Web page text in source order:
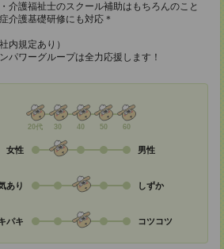
介護福祉士のスクール補助はもちろんのこと
介護基礎研修にも対応＊
内規定あり）
パワーグループは全力応援します！
20代 30 40 50 60
女性 男性
あり しずか
パキ コツコツ